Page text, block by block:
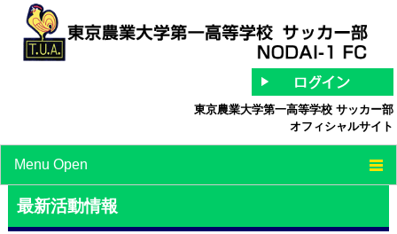
東京農業大学第一高等学校 サッカー部
オフィシャルサイト
Menu Open
TOP
最新活動情報